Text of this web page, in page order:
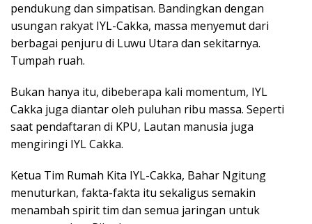
pendukung dan simpatisan. Bandingkan dengan
usungan rakyat IYL-Cakka, massa menyemut dari
berbagai penjuru di Luwu Utara dan sekitarnya.
Tumpah ruah.
Bukan hanya itu, dibeberapa kali momentum, IYL
Cakka juga diantar oleh puluhan ribu massa. Seperti
saat pendaftaran di KPU, Lautan manusia juga
mengiringi IYL Cakka.
Ketua Tim Rumah Kita IYL-Cakka, Bahar Ngitung
menuturkan, fakta-fakta itu sekaligus semakin
menambah spirit tim dan semua jaringan untuk